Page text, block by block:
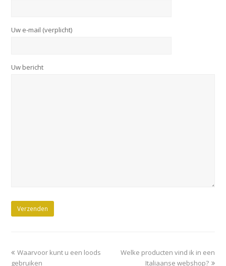
Uw e-mail (verplicht)
Uw bericht
previous
post:
Waarvoor kunt u een loods
gebruiken
next
Welke producten vind ik in een
Italiaanse webshop?